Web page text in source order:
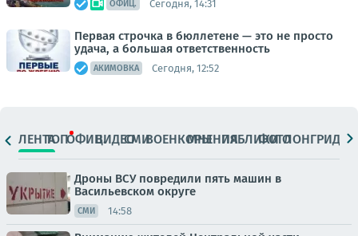
ОФИЦ. Сегодня, 14:31
Первая строчка в бюллетене — это не просто
удача, а большая ответственность
АКИМОВКА Сегодня, 12:52
ЛЕНТАТОПОФИЦ.ВИДЕОСМИВОЕНКОРЫМНЕНИЯПАБЛИКИ
ФОТОЛОНГРИДЫ
Дроны ВСУ повредили пять машин в
Васильевском округе
СМИ 14:58